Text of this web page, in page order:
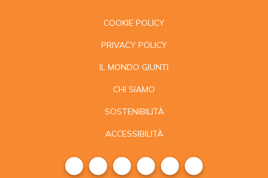
COOKIE POLICY
PRIVACY POLICY
IL MONDO GIUNTI
CHI SIAMO
SOSTENIBILITÀ
ACCESSIBILITÀ